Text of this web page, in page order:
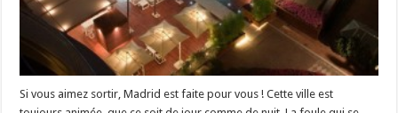
Si vous aimez sortir, Madrid est faite pour vous ! Cette ville est